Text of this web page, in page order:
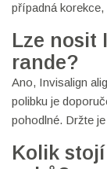
případná
Lze nosit
rande?
Ano, Invisalign
polibku je
pohodlné. Držte
Kolik